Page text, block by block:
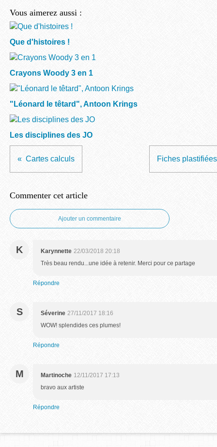
Vous aimerez aussi :
Que d'histoires !
Crayons Woody 3 en 1
"Léonard le têtard", Antoon Krings
Les disciplines des JO
Cartes calculs Fiches
Commenter cet article
Ajouter un commentaire
K Karynnette 22/03/2018 20:18
Très beau rendu...une idée à retenir. Merci pour ce partage
Répondre
S Séverine 27/11/2017 18:16
WOW! splendides ces plumes!
Répondre
M Martinoche 12/11/2017 17:13
bravo aux artiste
Répondre